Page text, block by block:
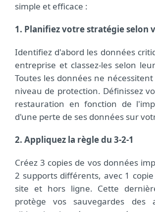
simple et efficace :
1. Planifiez votre stratégie selon
Identifiez d'abord les données
entreprise et classez-les selon
Toutes les données ne
niveau de protection. Définissez
restauration en fonction de
d'une perte de ses données sur
2. Appliquez la règle du 3-2-1
Créez 3 copies de vos données
2 supports différents, avec 1
site et hors ligne. Cette
protège vos sauvegardes des